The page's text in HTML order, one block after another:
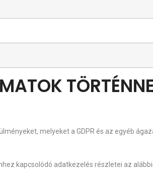
melyeket a GDPR és az egyéb
kapcsolódó adatkezelés részletei az